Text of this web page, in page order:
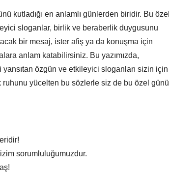
kutladığı en anlamlı günlerden biridir. Bu özel
sloganlar, birlik ve beraberlik duygusunu
bir mesaj, ister afiş ya da konuşma için
anlam katabilirsiniz. Bu yazımızda,
yansıtan özgün ve etkileyici sloganları sizin için
ruhunu yücelten bu sözlerle siz de bu özel günü
sorumluluğumuzdur.